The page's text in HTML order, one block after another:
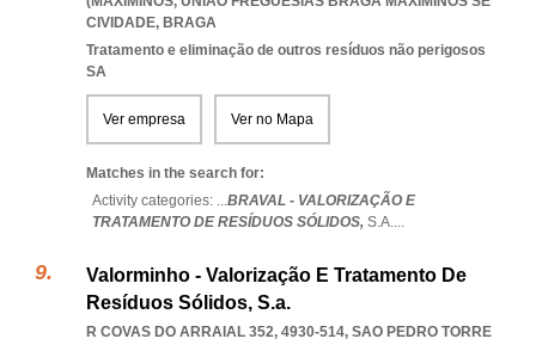
CIVIDADE, BRAGA
Tratamento e eliminação de outros resíduos não perigosos
SA
Ver empresa Ver no Mapa
Matches in the search for:
Activity categories: ...BRAVAL - VALORIZAÇÃO E
TRATAMENTO DE RESÍDUOS SÓLIDOS, S.A....
Valorminho - Valorização E Tratamento De
Resíduos Sólidos, S.a.
R COVAS DO ARRAIAL 352, 4930-514, SAO PEDRO TORRE